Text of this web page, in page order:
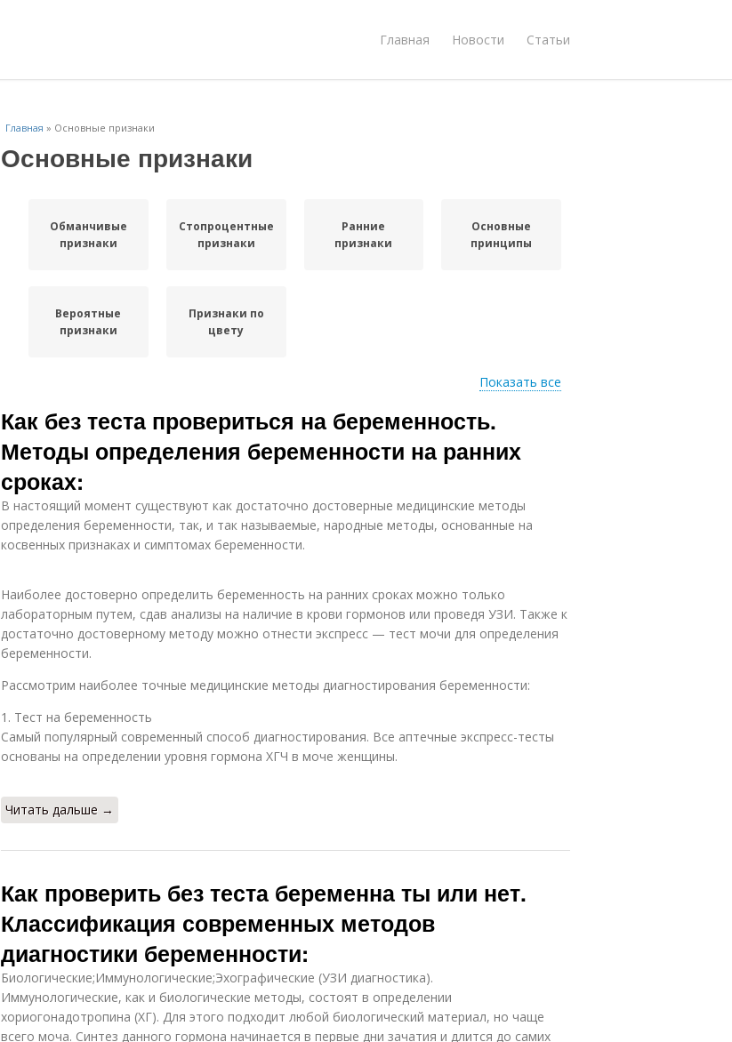
Главная Новости Статьи
Главная » Основные признаки
Основные признаки
Обманчивые
признаки
Стопроцентные
признаки
Ранние
признаки
Основные
принципы
Вероятные
признаки
Признаки по
цвету
Показать все
Как без теста провериться на беременность.
Методы определения беременности на ранних
сроках:
В настоящий момент существуют как достаточно достоверные медицинские методы
определения беременности, так, и так называемые, народные методы, основанные на
косвенных признаках и симптомах беременности.
Наиболее достоверно определить беременность на ранних сроках можно только
лабораторным путем, сдав анализы на наличие в крови гормонов или проведя УЗИ. Также к
достаточно достоверному методу можно отнести экспресс — тест мочи для определения
беременности.
Рассмотрим наиболее точные медицинские методы диагностирования беременности:
1. Тест на беременность
Самый популярный современный способ диагностирования. Все аптечные экспресс-тесты
основаны на определении уровня гормона ХГЧ в моче женщины.
Читать дальше →
Как проверить без теста беременна ты или нет.
Классификация современных методов
диагностики беременности:
Биологические;Иммунологические;Эхографические (УЗИ диагностика).
Иммунологические, как и биологические методы, состоят в определении
хориогонадотропина (ХГ). Для этого подходит любой биологический материал, но чаще
всего моча. Синтез данного гормона начинается в первые дни зачатия и длится до самих